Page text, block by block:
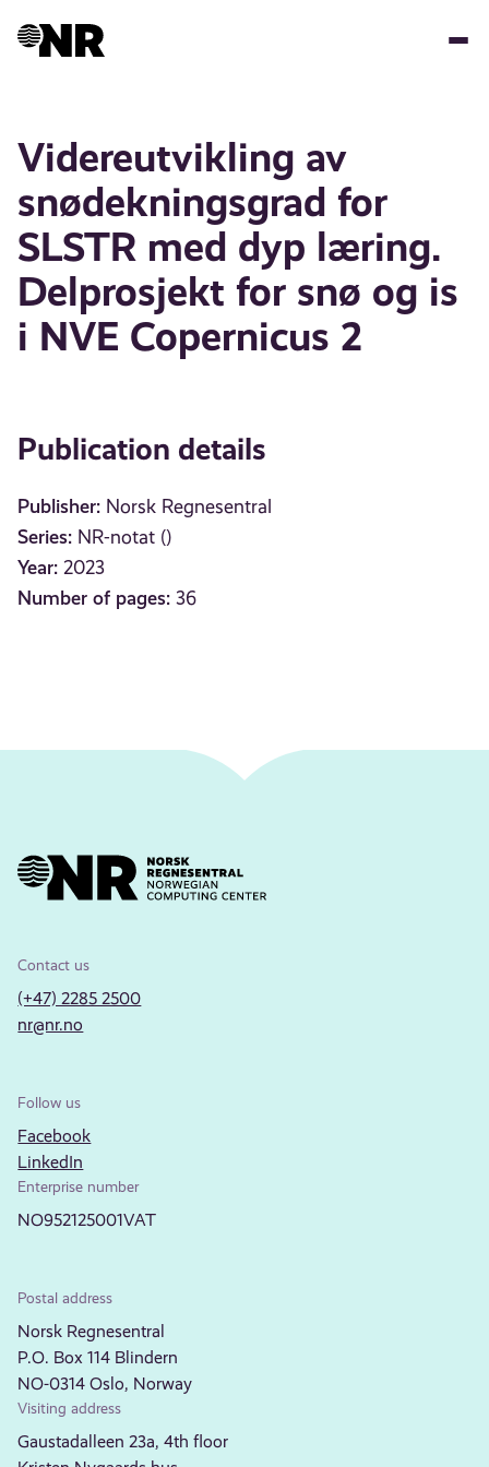
Videreutvikling av
snødekningsgrad for
SLSTR med dyp læring.
Delprosjekt for snø og is
i NVE Copernicus 2
Publication details
Publisher: Norsk Regnesentral
Series: NR-notat ()
Year: 2023
Number of pages: 36
Contact us
(+47) 2285 2500
nr@nr.no
Follow us
Facebook
LinkedIn
Enterprise number
NO952125001VAT
Postal address
Norsk Regnesentral
P.O. Box 114 Blindern
NO-0314 Oslo, Norway
Visiting address
Gaustadalleen 23a, 4th floor